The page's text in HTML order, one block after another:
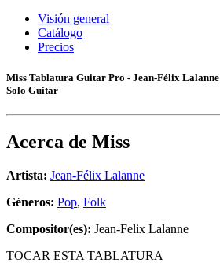
Visión general
Catálogo
Precios
Miss Tablatura Guitar Pro - Jean-Félix Lalanne
Solo Guitar
Acerca de Miss
Artista: Jean-Félix Lalanne
Géneros: Pop, Folk
Compositor(es): Jean-Felix Lalanne
TOCAR ESTA TABLATURA